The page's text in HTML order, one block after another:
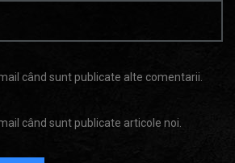
când sunt publicate alte comentarii.
când sunt publicate articole noi.